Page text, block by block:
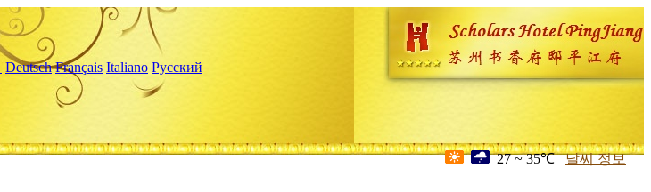
Deutsch Français Italiano Русский
27 ~ 35℃ 날씨 정보